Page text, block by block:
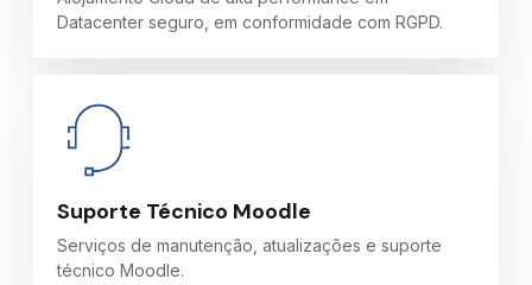
Datacenter seguro, em conformidade com RGPD.
Suporte Técnico Moodle
Serviços de manutenção, atualizações e suporte
técnico Moodle.